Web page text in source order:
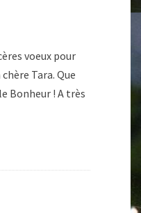
voeux pour
Tara. Que
Bonheur ! A très